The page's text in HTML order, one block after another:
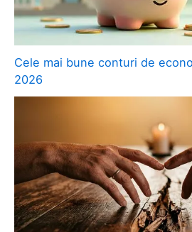
Cele mai bune conturi de
2026